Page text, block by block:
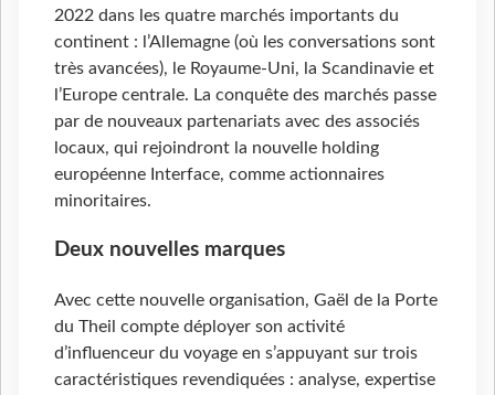
2022 dans les quatre marchés importants du
continent : l’Allemagne (où les conversations sont
très avancées), le Royaume-Uni, la Scandinavie et
l’Europe centrale. La conquête des marchés passe
par de nouveaux partenariats avec des associés
locaux, qui rejoindront la nouvelle holding
européenne Interface, comme actionnaires
minoritaires.
Deux nouvelles marques
Avec cette nouvelle organisation, Gaël de la Porte
du Theil compte déployer son activité
d’influenceur du voyage en s’appuyant sur trois
caractéristiques revendiquées : analyse, expertise